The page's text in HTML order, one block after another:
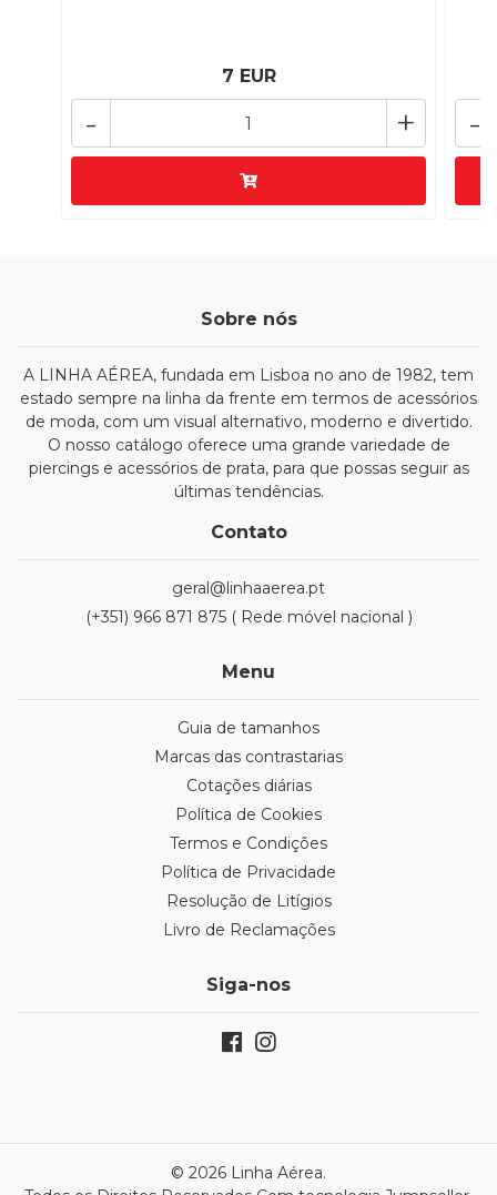
7 EUR
+
- -
Sobre nós
A LINHA AÉREA, fundada em Lisboa no ano de 1982, tem
estado sempre na linha da frente em termos de acessórios
de moda, com um visual alternativo, moderno e divertido.
O nosso catálogo oferece uma grande variedade de
piercings e acessórios de prata, para que possas seguir as
últimas tendências.
Contato
geral@linhaaerea.pt
(+351) 966 871 875 ( Rede móvel nacional )
Menu
Guia de tamanhos
Marcas das contrastarias
Cotações diárias
Política de Cookies
Termos e Condições
Política de Privacidade
Resolução de Litígios
Livro de Reclamações
Siga-nos
© 2026 Linha Aérea.